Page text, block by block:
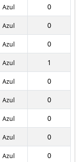
Azul
0
Azul
0
Azul
0
Azul
1
Azul
0
Azul
0
Azul
0
Azul
0
Azul
0